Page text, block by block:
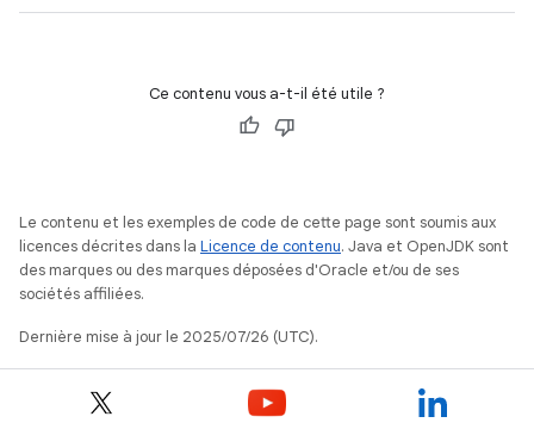
Ce contenu vous a-t-il été utile ?
Le contenu et les exemples de code de cette page sont soumis aux
licences décrites dans la Licence de contenu. Java et OpenJDK sont
des marques ou des marques déposées d'Oracle et/ou de ses
sociétés affiliées.
Dernière mise à jour le 2025/07/26 (UTC).